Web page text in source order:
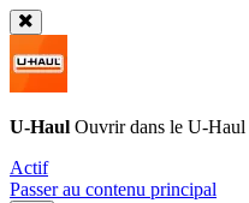
U-Haul Ouvrir dans le U-Haul
Actif
Passer au contenu principal